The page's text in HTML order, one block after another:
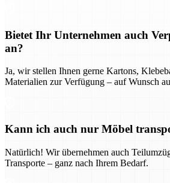
Bietet Ihr Unternehmen auch
an?
Ja, wir stellen Ihnen gerne Kartons,
Materialien zur Verfügung – auf Wunsch
Kann ich auch nur Möbel
Natürlich! Wir übernehmen auch
Transporte – ganz nach Ihrem Bedarf.